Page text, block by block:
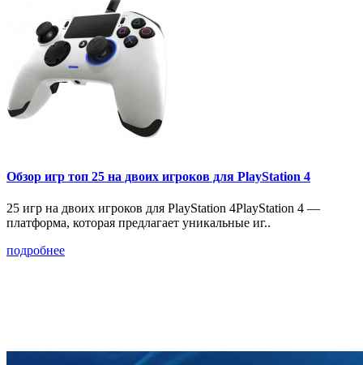
Обзор игр топ 25 на двоих игроков для PlayStation 4
25 игр на двоих игроков для PlayStation 4PlayStation 4 —
платформа, которая предлагает уникальные иг..
подробнее